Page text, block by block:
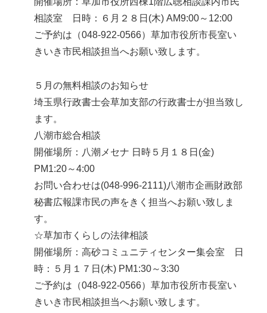
相談室 日時：６月２８日(木) AM9:00～12:00
ご予約は（048-922-0566）草加市役所市長室い
きいき市民相談担当へお願い致します。
５月の無料相談のお知らせ
埼玉県行政書士会草加支部の行政書士が担当致し
ます。
八潮市総合相談
開催場所：八潮メセナ 日時５月１８日(金)
PM1:20～4:00
お問い合わせは(048-996-2111)八潮市企画財政部
秘書広報課市民の声をきく担当へお願い致しま
す。
☆草加市くらしの法律相談
開催場所：高砂コミュニティセンター集会室 日
時：５月１７日(木) PM1:30～3:30
ご予約は（048-922-0566）草加市役所市長室い
きいき市民相談担当へお願い致します。